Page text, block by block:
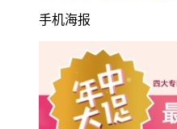
手机海报